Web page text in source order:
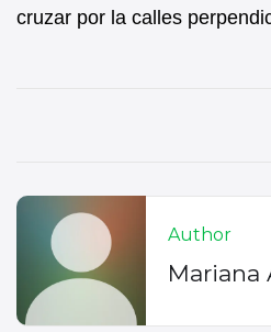
cruzar por la calles
Author
Mariana